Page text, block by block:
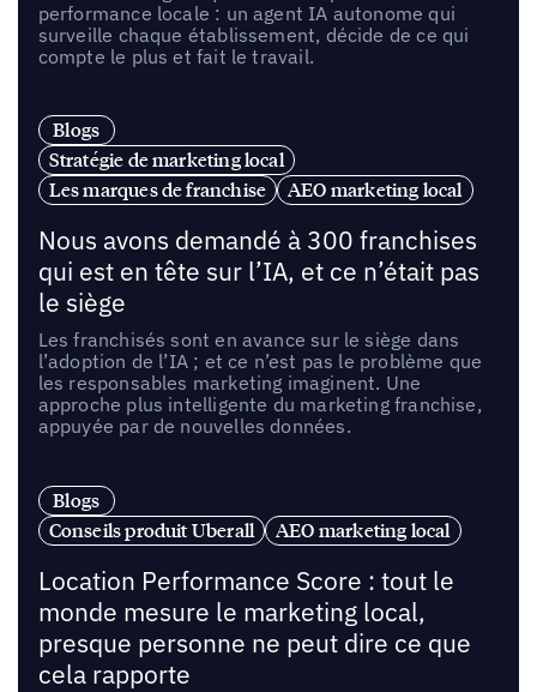
performance locale : un agent IA autonome qui
surveille chaque établissement, décide de ce qui
compte le plus et fait le travail.
Blogs
Stratégie de marketing local
Les marques de franchise
AEO marketing local
Nous avons demandé à 300 franchises
qui est en tête sur l’IA, et ce n’était pas
le siège
Les franchisés sont en avance sur le siège dans
l’adoption de l’IA ; et ce n’est pas le problème que
les responsables marketing imaginent. Une
approche plus intelligente du marketing franchise,
appuyée par de nouvelles données.
Blogs
Conseils produit Uberall
AEO marketing local
Location Performance Score : tout le
monde mesure le marketing local,
presque personne ne peut dire ce que
cela rapporte